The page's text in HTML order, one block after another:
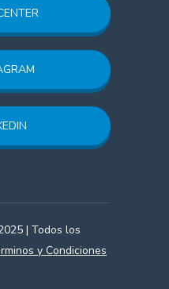
| Todos los
y Condiciones